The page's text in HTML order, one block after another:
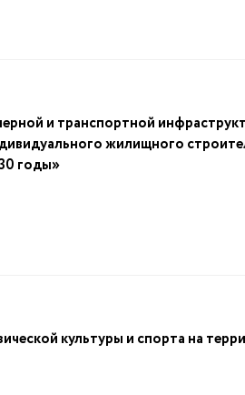
и транспортной
жилищного
годы»
культуры и спорта на